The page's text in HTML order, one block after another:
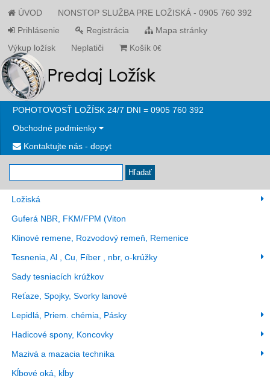
ÚVOD
NONSTOP SLUŽBA PRE LOŽISKÁ - 0905 760 392
Prihlásenie
Registrácia
Mapa stránky
Výkup ložísk
Neplatiči Košík 0€
POHOTOVOSŤ LOŽÍSK 24/7 DNI = 0905 760 392
Obchodné podmienky
Kontaktujte nás - dopyt
Hľadať
Ložiská
Guferá NBR, FKM/FPM (Viton
Klinové remene, Rozvodový remeň, Remenice
Tesnenia, Al , Cu, Fíber , nbr, o-krúžky
Sady tesniacích krúžkov
Reťaze, Spojky, Svorky lanové
Lepidlá, Priem. chémia, Pásky
Hadicové spony, Koncovky
Mazivá a mazacia technika
Kĺbové oká, kĺby